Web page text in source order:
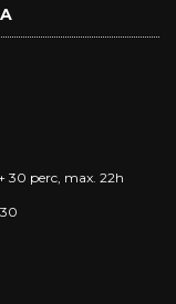
30 perc, max. 22h